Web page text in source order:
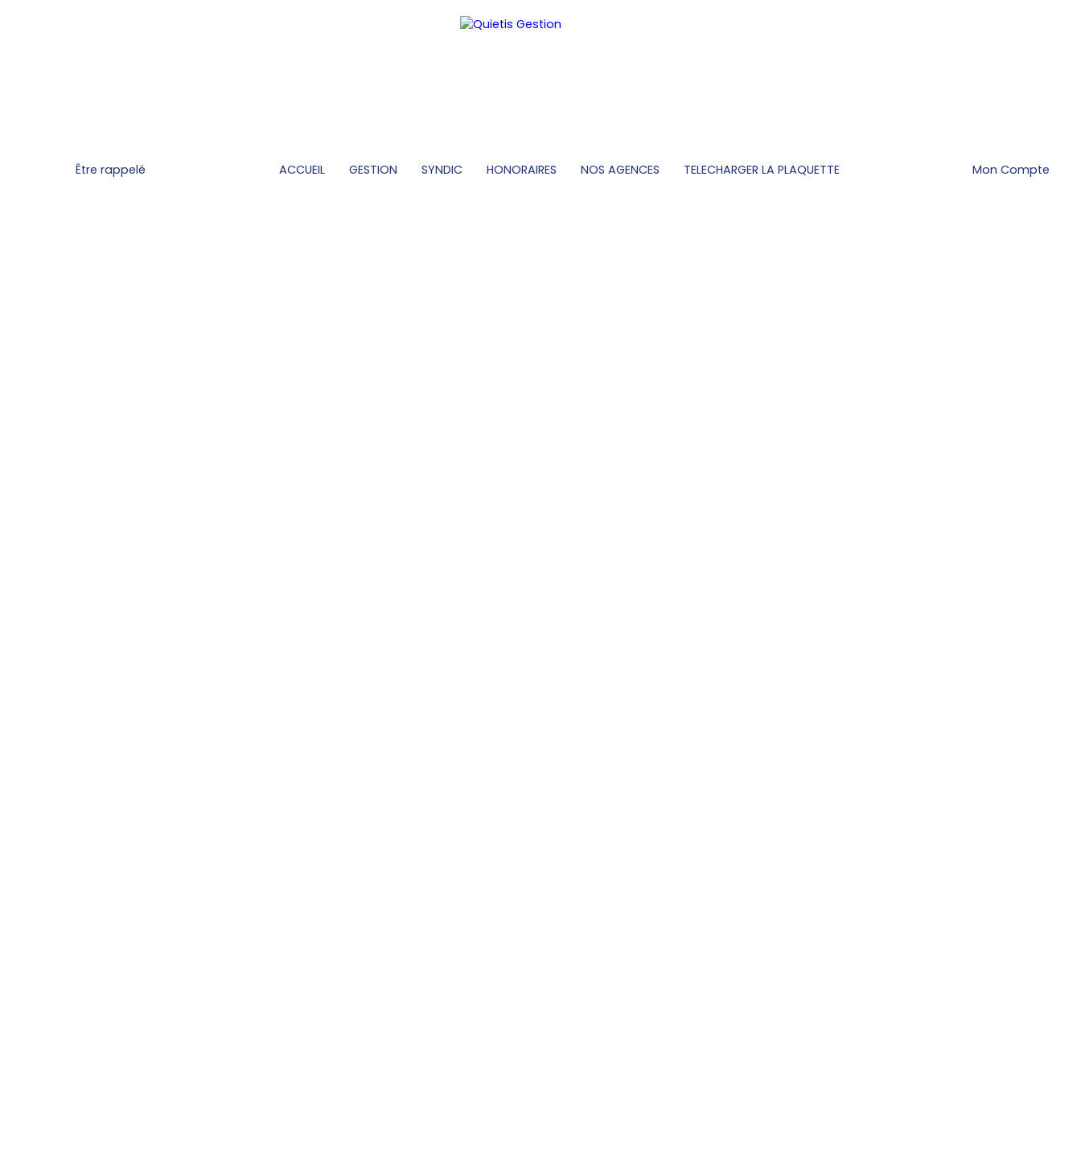
Être rappelé ACCUEIL GESTION SYNDIC HONORAIRES NOS AGENCES TELECHARGER LA PLAQUETTE Mon Compte